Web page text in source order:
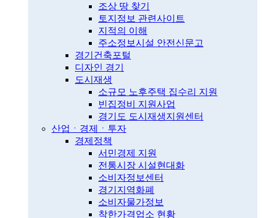
조상 땅 찾기
토지정보 관련사이트
지적의 이해
주소정보시설 안전신문고
경기건축포털
디자인 경기
도시재생
소규모 노후주택 집수리 지원
빈집정비 지원사업
경기도 도시재생지원센터
산업ㆍ경제ㆍ투자
경제정책
서민경제 지원
전통시장 시설현대화
소비자정보센터
경기지역화폐
소비자물가정보
착한가격업소 현황